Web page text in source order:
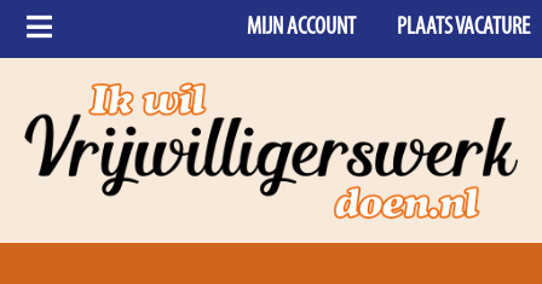
PLAATS VACATURE
MIJN ACCOUNT